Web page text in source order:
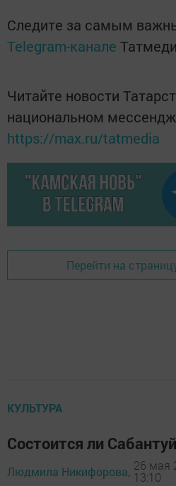
Следите за самым
Telegram-канале
Читайте новости
национальном
https://max.ru/tatmedia
Перейти на
КУЛЬТУРА
Состоится ли
Людмила Никифорова, 26 мая
13:10